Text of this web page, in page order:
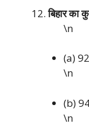
बिहार का
\n
(a)
\n
(b)
\n